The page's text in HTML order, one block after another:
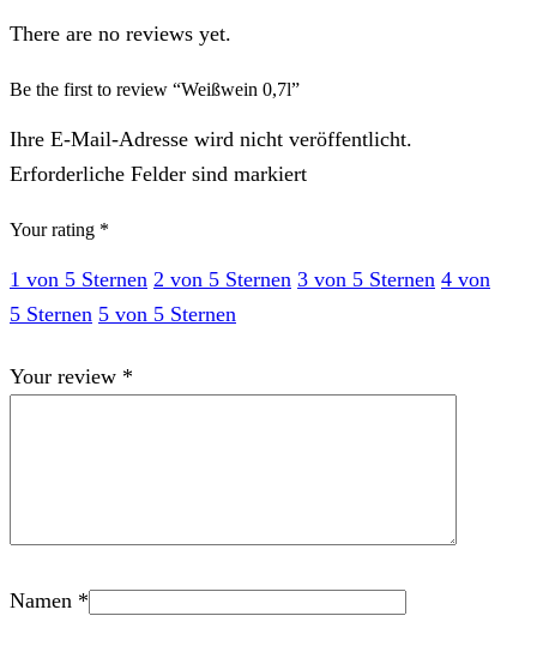
There are no reviews yet.
Be the first to review “Weißwein 0,7l”
Ihre E-Mail-Adresse wird nicht veröffentlicht.
Erforderliche Felder sind markiert
Your rating *
1 von 5 Sternen 2 von 5 Sternen 3 von 5 Sternen 4 von
5 Sternen 5 von 5 Sternen
Your review *
Namen *